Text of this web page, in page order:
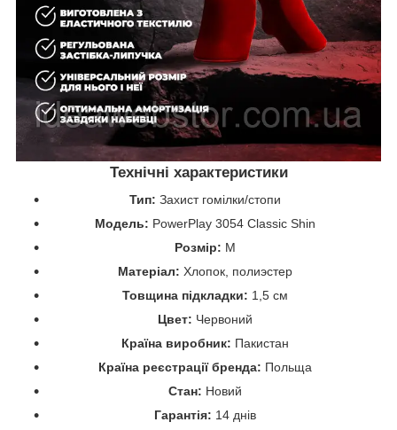
Технічні характеристики
Тип: Захист гомілки/стопи
Модель: PowerPlay 3054 Classic Shin
Розмір: M
Матеріал: Хлопок, полиэстер
Товщина підкладки: 1,5 см
Цвет: Червоний
Країна виробник: Пакистан
Країна реєстрації бренда: Польща
Стан: Новий
Гарантія: 14 днів